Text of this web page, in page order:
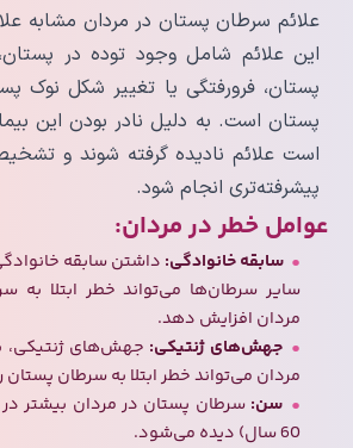
علائم سرطان پستان در مردان مشابه
این علائم شامل وجود توده در
پستان، فرورفتگی یا تغییر شکل نوک
پستان است. به دلیل نادر بودن این
است علائم نادیده گرفته شوند و
پیشرفته‌تری انجام شود.
عوامل خطر در مردان:
سابقه خانوادگی: داشتن سابقه
سایر سرطان‌ها می‌تواند خطر ابتلا به
مردان افزایش دهد.
جهش‌های ژنتیکی:
مردان می‌تواند خطر ابتلا به سرطان
سن: سرطان پستان در مردان بیشتر در
60 سال) دیده می‌شود.